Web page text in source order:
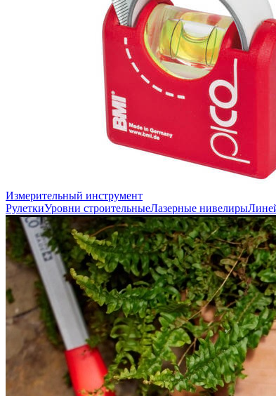
Измерительный инструмент
РулеткиУровни строительныеЛазерные нивелиры